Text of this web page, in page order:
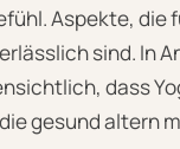
Aspekte, die
sind. In
dass
gesund altern